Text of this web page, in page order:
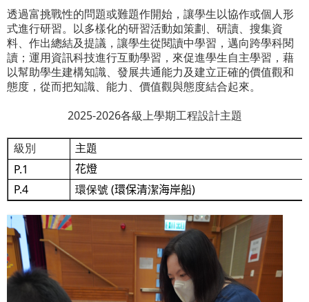
透過富挑戰性的問題或難題作開始，讓學生以協作或個人形
式進行研習。以多樣化的研習活動如策劃、研讀、搜集資
料、作出總結及提議，讓學生從閱讀中學習，邁向跨學科閱
讀；運用資訊科技進行互動學習，來促進學生自主學習，藉
以幫助學生建構知識、發展共通能力及建立正確的價值觀和
態度，從而把知識、能力、價值觀與態度結合起來。
2025-2026各級上學期工程設計主題
級別 主題
P.1 花燈
P.4 環保號 (環保清潔海岸船)